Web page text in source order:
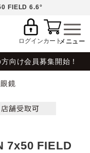
FIELD 6.6°
ログインカート
向け会員募集開始！
眼鏡
7x50 FIELD